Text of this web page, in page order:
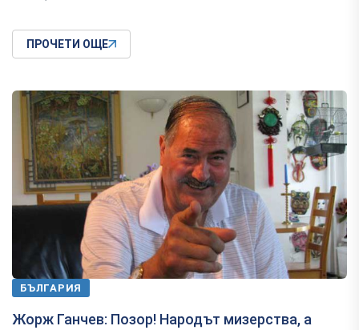
ПРОЧЕТИ ОЩЕ
БЪЛГАРИЯ
Жорж Ганчев: Позор! Народът мизерства, а